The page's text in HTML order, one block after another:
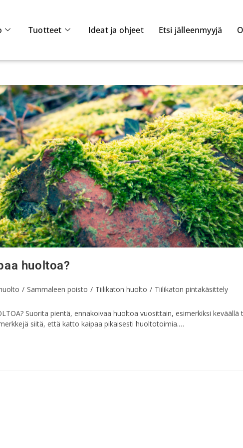
Tuotteet Ideat ja ohjeet Etsi jälleenmyyjä
huoltoa?
/ Sammaleen poisto / Tiilikaton huolto / Tiilikaton pintakäsittely
Suorita pientä, ennakoivaa huoltoa vuosittain, esimerkiksi
siitä, että katto kaipaa pikaisesti huoltotoimia.…